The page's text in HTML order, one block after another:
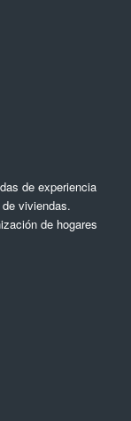
de experiencia
viviendas.
de hogares